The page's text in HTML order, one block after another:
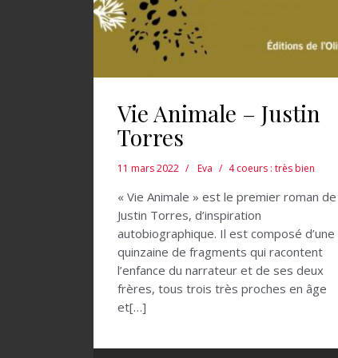
Vie Animale – Justin
Torres
11 mars 2022 Eva 4 coeurs : très bien
« Vie Animale » est le premier roman de
Justin Torres, d’inspiration
autobiographique. Il est composé d’une
quinzaine de fragments qui racontent
l’enfance du narrateur et de ses deux
frères, tous trois très proches en âge
et[…]